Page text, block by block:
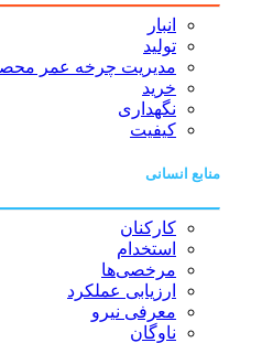
انبار
تولید
مدیریت چرخه عمر محصول (PLM)
خرید
نگهداری
کیفیت
منابع انسانی
کارکنان
استخدام
مرخصی‌ها
ارزیابی عملکرد
معرفی نیرو
ناوگان